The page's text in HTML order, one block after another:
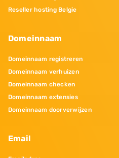
Reseller hosting Belgie
Domeinnaam
Domeinnaam registreren
Domeinnaam verhuizen
Domeinnaam checken
Domeinnaam extensies
Domeinnaam doorverwijzen
Email